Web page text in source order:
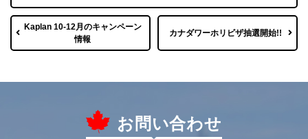
Kaplan 10-12月のキャンペーン
情報
カナダワーホリビザ抽選開始!!
お問い合わせ